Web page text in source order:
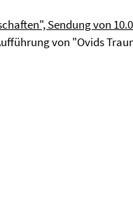
Sendung von
von "Ovids